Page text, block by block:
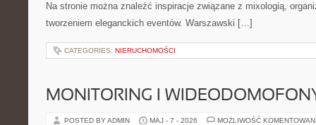
Na stronie można znaleźć inspiracje związane z mixologią,
tworzeniem eleganckich eventów. Warszawski […]
CATEGORIES: NIERUCHOMOŚCI
MONITORING I
POSTED BY ADMIN MAJ - 7 - 2026 MOŻLIWOŚĆ